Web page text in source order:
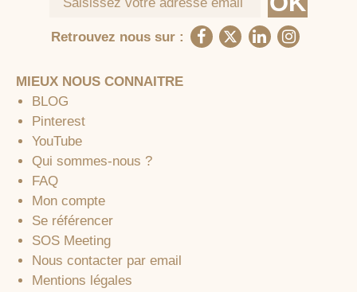
Retrouvez nous sur :
MIEUX NOUS CONNAITRE
BLOG
Pinterest
YouTube
Qui sommes-nous ?
FAQ
Mon compte
Se référencer
SOS Meeting
Nous contacter par email
Mentions légales